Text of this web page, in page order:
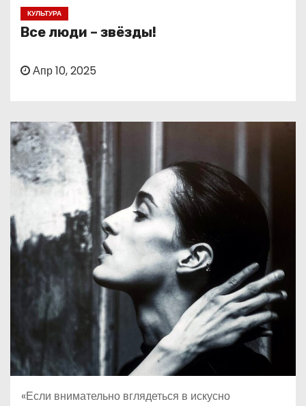
КУЛЬТУРА
Все люди – звёзды!
Апр 10, 2025
«Если внимательно вглядеться в искусно